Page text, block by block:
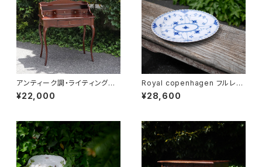
アンティーク調・ライティングデ
スク
¥22,000
Royal copenhagen フルレー
ス オーバルディッシュ
¥28,600